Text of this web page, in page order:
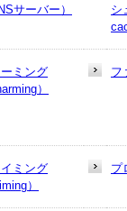
サーバー）
シ
ミング
）
フ
ミング
）
プ